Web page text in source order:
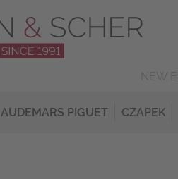
AUDEMARS PIGUET CZAPEK